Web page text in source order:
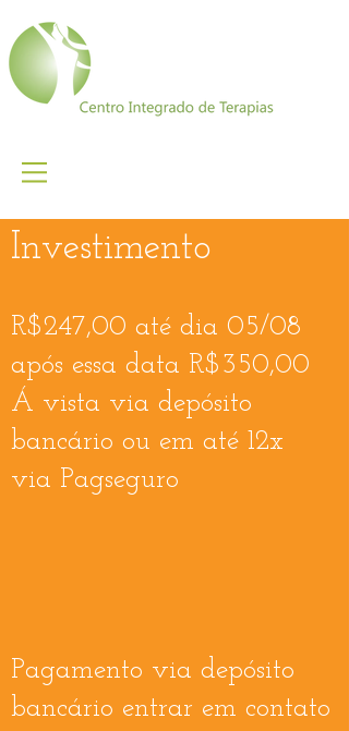
Investimento
R$247,00 até dia 05/08
após essa data R$350,00
Á vista via depósito
bancário ou em até 12x
via Pagseguro
Pagamento via depósito
bancário entrar em contato